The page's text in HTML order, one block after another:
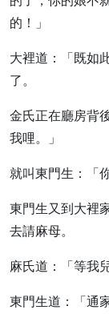
的！」
大裡道：「既如
了。
金氏正在廳房背
我哩。」
就叫東門生：「
東門生又到大裡
去請麻母。
麻氏道：「等我
東門生道：「通